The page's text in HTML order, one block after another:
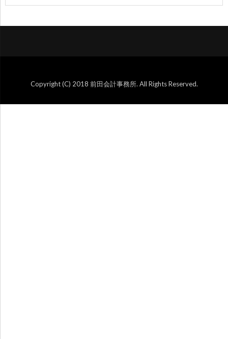
Copyright (C) 2018 前田会計事務所. All Rights Reserved.